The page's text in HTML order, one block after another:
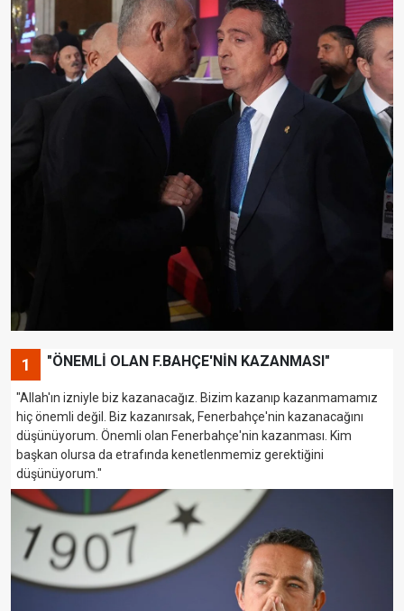
1 "ÖNEMLİ OLAN F.BAHÇE'NİN KAZANMASI"
"Allah'ın izniyle biz kazanacağız. Bizim kazanıp kazanmamamız
hiç önemli değil. Biz kazanırsak, Fenerbahçe'nin kazanacağını
düşünüyorum. Önemli olan Fenerbahçe'nin kazanması. Kim
başkan olursa da etrafında kenetlenmemiz gerektiğini
düşünüyorum."